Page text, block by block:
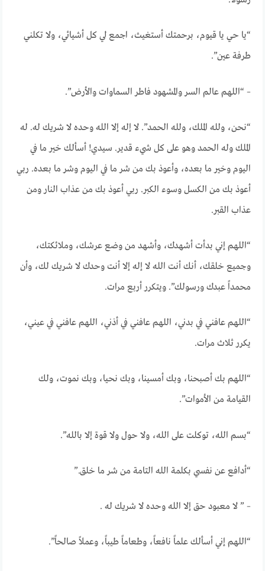
“يا حي يا قيوم، برحمتك أستغيث، اجمع لي كل أشيائي، ولا تكلني
طرفة عين”.
– “اللهم عالم السر والمشهود فاطر السماوات والأرض”.
“نحن، ولله الملك، ولله الحمد”. لا إله إلا الله وحده لا شريك له. له
الملك وله الحمد وهو على كل شيء قدير. سيدي! أسألك خير ما في
اليوم وخير ما بعده، وأعوذ بك من شر ما في اليوم وشر ما بعده. ربي
أعوذ بك من الكسل وسوء الكبر. ربي أعوذ بك من عذاب النار ومن
عذاب القبر.
“اللهم إني بدأت أشهدك، وأشهد من وضع عرشك، وملائكتك،
وجميع خلقك، أنك أنت الله لا إله إلا أنت وحدك لا شريك لك، وأن
محمداً عبدك ورسولك”. ويتكرر أربع مرات.
“اللهم عافني في بدني، اللهم عافني في أذني، اللهم عافني في عيني،
يكرر ثلاث مرات.
“اللهم بك أصبحنا، وبك أمسينا، وبك نحيا، وبك نموت، ولك
القيامة من الأموات”.
“بسم الله، توكلت على الله، ولا حول ولا قوة إلا بالله”.
“أدافع عن نفسي بكلمة الله التامة من شر ما خلق.”
– ” لا معبود حق إلا الله وحده لا شريك له .
“اللهم إني أسألك علماً نافعاً، وطعاماً طيباً، وعملاً صالحاً”.